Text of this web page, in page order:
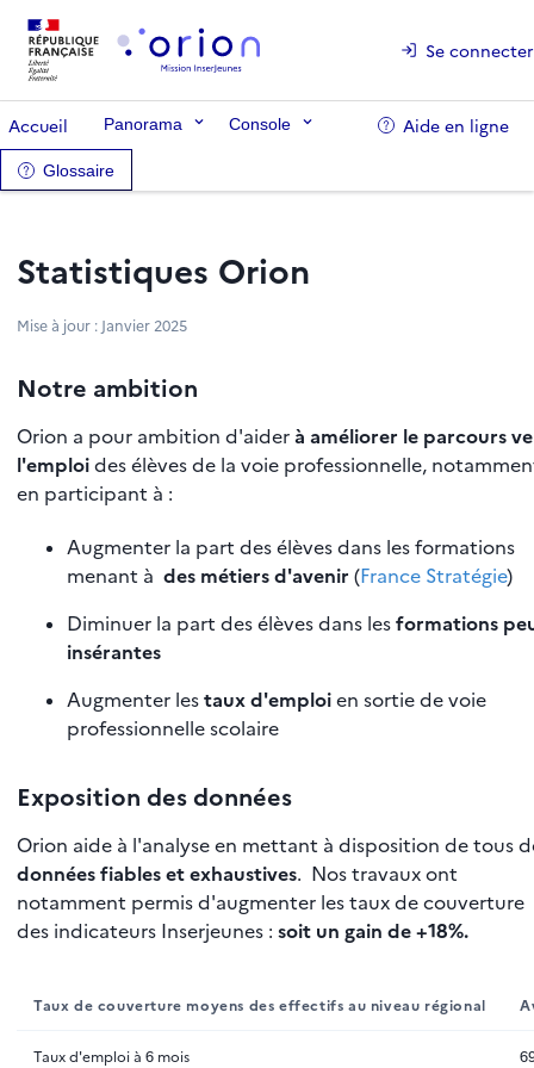
Se connecter
Accueil Panorama Console Aide en ligne
Glossaire
Statistiques Orion
Mise à jour : Janvier 2025
Notre ambition
Orion a pour ambition d'aiderà améliorer le parcours
l'emploides élèves de la voie professionnelle,
en participant à :
Augmenter la part des élèves dans les formations
menant à des métiers d'avenir (France Stratégie)
Diminuer la part des élèves dans lesformations
insérantes
Augmenter lestaux d'emploien sortie de voie
professionnelle scolaire
Exposition des données
Orion aide à l'analyse en mettant à disposition de tous
données fiables et exhaustives. Nos travaux ont
notamment permis d'augmenter les taux de couverture
des indicateurs Inserjeunes : soit un gain de +18%.
Taux de couverture moyens des effectifs au niveau régional
Taux d'emploi à 6 mois